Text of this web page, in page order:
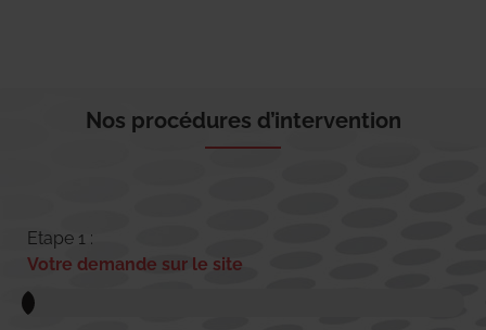
Nos procédures d’intervention
Etape 1 :
Votre demande sur le site